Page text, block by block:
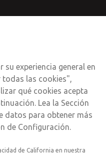
experiencia general en
todas las cookies",
qué cookies acepta
Lea la Sección
datos para obtener más
de Configuración.
de California en nuestra